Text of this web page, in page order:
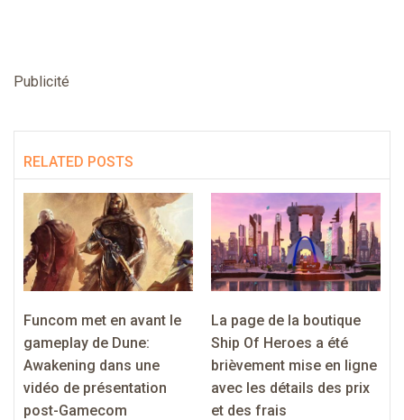
Publicité
RELATED POSTS
Funcom met en avant le
gameplay de Dune:
Awakening dans une
vidéo de présentation
post-Gamecom
La page de la boutique
Ship Of Heroes a été
brièvement mise en ligne
avec les détails des prix
et des frais